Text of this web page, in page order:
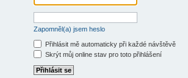
Zapomněl(a) jsem heslo
Přihlásit mě automaticky při každé návštěvě
Skrýt můj online stav pro toto přihlášení